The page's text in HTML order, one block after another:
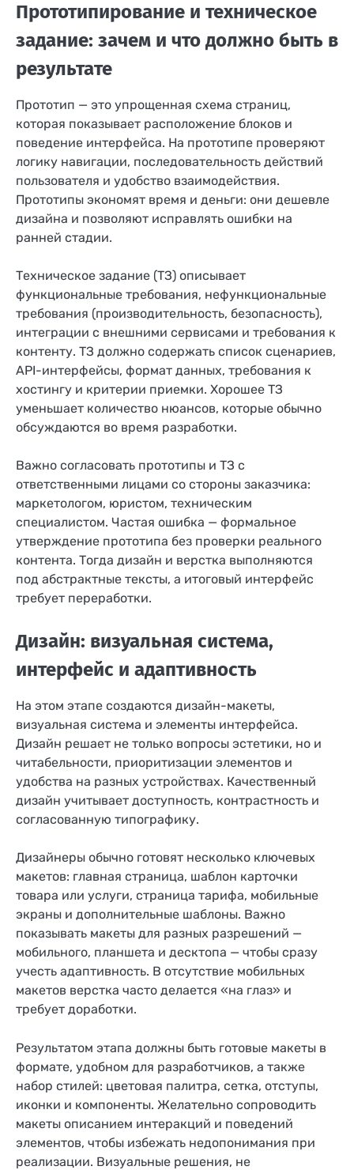
Прототипирование и техническое
задание: зачем и что должно быть в
результате
Прототип — это упрощенная схема страниц,
которая показывает расположение блоков и
поведение интерфейса. На прототипе проверяют
логику навигации, последовательность действий
пользователя и удобство взаимодействия.
Прототипы экономят время и деньги: они дешевле
дизайна и позволяют исправлять ошибки на
ранней стадии.
Техническое задание (ТЗ) описывает
функциональные требования, нефункциональные
требования (производительность, безопасность),
интеграции с внешними сервисами и требования к
контенту. ТЗ должно содержать список сценариев,
API-интерфейсы, формат данных, требования к
хостингу и критерии приемки. Хорошее ТЗ
уменьшает количество нюансов, которые обычно
обсуждаются во время разработки.
Важно согласовать прототипы и ТЗ с
ответственными лицами со стороны заказчика:
маркетологом, юристом, техническим
специалистом. Частая ошибка — формальное
утверждение прототипа без проверки реального
контента. Тогда дизайн и верстка выполняются
под абстрактные тексты, а итоговый интерфейс
требует переработки.
Дизайн: визуальная система,
интерфейс и адаптивность
На этом этапе создаются дизайн-макеты,
визуальная система и элементы интерфейса.
Дизайн решает не только вопросы эстетики, но и
читабельности, приоритизации элементов и
удобства на разных устройствах. Качественный
дизайн учитывает доступность, контрастность и
согласованную типографику.
Дизайнеры обычно готовят несколько ключевых
макетов: главная страница, шаблон карточки
товара или услуги, страница тарифа, мобильные
экраны и дополнительные шаблоны. Важно
показывать макеты для разных разрешений —
мобильного, планшета и десктопа — чтобы сразу
учесть адаптивность. В отсутствие мобильных
макетов верстка часто делается «на глаз» и
требует доработки.
Результатом этапа должны быть готовые макеты в
формате, удобном для разработчиков, а также
набор стилей: цветовая палитра, сетка, отступы,
иконки и компоненты. Желательно сопроводить
макеты описанием интеракций и поведений
элементов, чтобы избежать недопонимания при
реализации. Визуальные решения, не